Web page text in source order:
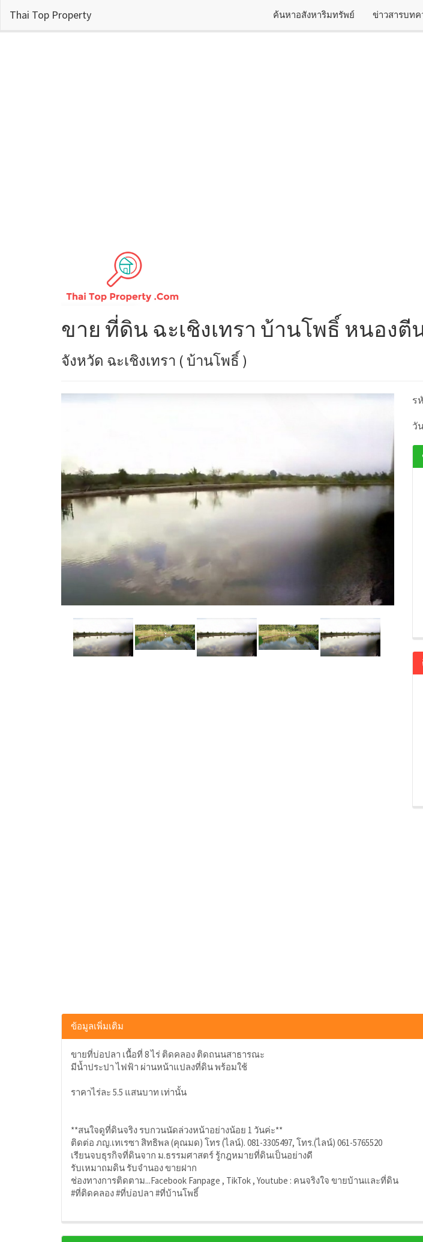
Thai Top Property ค้นหาอสังหาริมทรัพย์ ข่าวสารบทค
ขาย ที่ดิน ฉะเชิงเทรา บ้านโพธิ์ หนองตี
จังหวัด ฉะเชิงเทรา ( บ้านโพธิ์ )
ร
วั
ข้อมูลเพิ่มเติม
ขายที่บ่อปลา เนื้อที่ 8 ไร่ ติดคลอง ติดถนนสาธารณะ
มีน้ำประปา ไฟฟ้า ผ่านหน้าแปลงที่ดิน พร้อมใช้
ราคาไร่ละ 5.5 แสนบาท เท่านั้น
**สนใจดูที่ดินจริง รบกวนนัดล่วงหน้าอย่างน้อย 1 วันค่ะ**
ติดต่อ ภญ.เทเรซา สิทธิพล (คุณมด) โทร (ไลน์). 081-3305497, โทร.(ไลน์) 061-5765520
เรียนจบธุรกิจที่ดินจาก ม.ธรรมศาสตร์ รู้กฎหมายที่ดินเป็นอย่างดี
รับเหมาถมดิน รับจำนอง ขายฝาก
ช่องทางการติดตาม...Facebook Fanpage , TikTok , Youtube : คนจริงใจ ขายบ้านและที่ดิน
#ที่ติดคลอง #ที่บ่อปลา #ที่บ้านโพธิ์